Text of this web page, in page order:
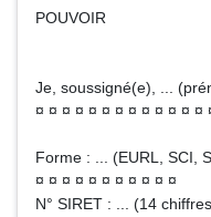
POUVOIR
Je, soussigné(e), ...
¤ ¤ ¤ ¤ ¤ ¤ ¤ ¤ ¤ ¤ ¤ ¤
Forme : ... (EURL, SCI,
¤ ¤ ¤ ¤ ¤ ¤ ¤ ¤ ¤ ¤ ¤
N° SIRET : ... (14